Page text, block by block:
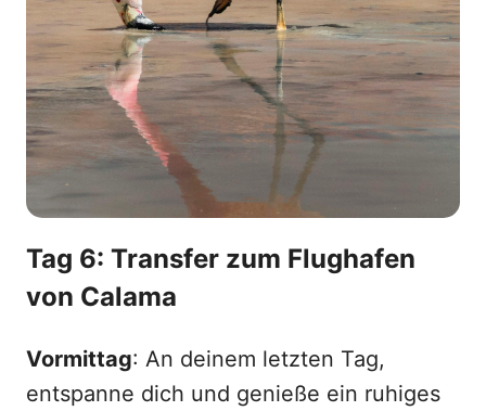
Tag 6: Transfer zum Flughafen
von Calama
Vormittag: An deinem letzten Tag,
entspanne dich und genieße ein ruhiges